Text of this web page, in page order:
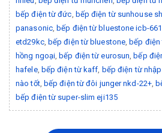
bếp điện từ đức bếp điện từ sunhouse
panasonic, bếp điện từ bluestone icb-
etd29kc, bếp điện từ bluestone bếp điện
hồng ngoại bếp điện từ eurosun bếp
hafele, bếp điện từ kaff bếp điện từ
nào tốt, bếp điện từ đôi junger nkd-22+,
bếp điện từ super-slim eji135